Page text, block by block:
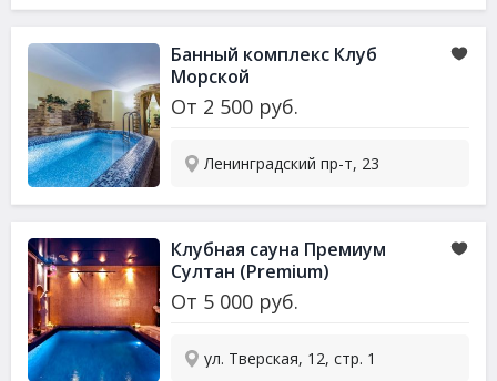
Банный комплекс Клуб
Морской
От 2 500 руб.
Ленинградский пр-т, 23
Клубная сауна Премиум
Султан (Premium)
От 5 000 руб.
ул. Тверская, 12, стр. 1